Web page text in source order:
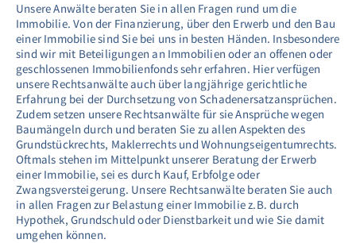
Unsere Anwälte beraten Sie in allen Fragen rund um die
Immobilie. Von der Finanzierung, über den Erwerb und den Bau
einer Immobilie sind Sie bei uns in besten Händen. Insbesondere
sind wir mit Beteiligungen an Immobilien oder an offenen oder
geschlossenen Immobilienfonds sehr erfahren. Hier verfügen
unsere Rechtsanwälte auch über langjährige gerichtliche
Erfahrung bei der Durchsetzung von Schadenersatzansprüchen.
Zudem setzen unsere Rechtsanwälte für sie Ansprüche wegen
Baumängeln durch und beraten Sie zu allen Aspekten des
Grundstückrechts, Maklerrechts und Wohnungseigentumrechts.
Oftmals stehen im Mittelpunkt unserer Beratung der Erwerb
einer Immobilie, sei es durch Kauf, Erbfolge oder
Zwangsversteigerung. Unsere Rechtsanwälte beraten Sie auch
in allen Fragen zur Belastung einer Immobilie z.B. durch
Hypothek, Grundschuld oder Dienstbarkeit und wie Sie damit
umgehen können.